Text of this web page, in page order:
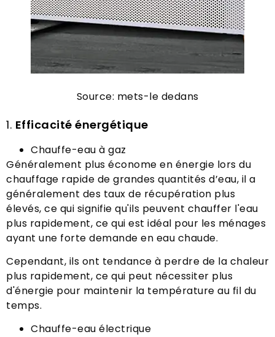
Source: mets-le dedans
1. Efficacité énergétique
Chauffe-eau à gaz
Généralement plus économe en énergie lors du
chauffage rapide de grandes quantités d’eau, il a
généralement des taux de récupération plus
élevés, ce qui signifie qu'ils peuvent chauffer l'eau
plus rapidement, ce qui est idéal pour les ménages
ayant une forte demande en eau chaude.
Cependant, ils ont tendance à perdre de la chaleur
plus rapidement, ce qui peut nécessiter plus
d'énergie pour maintenir la température au fil du
temps.
Chauffe-eau électrique